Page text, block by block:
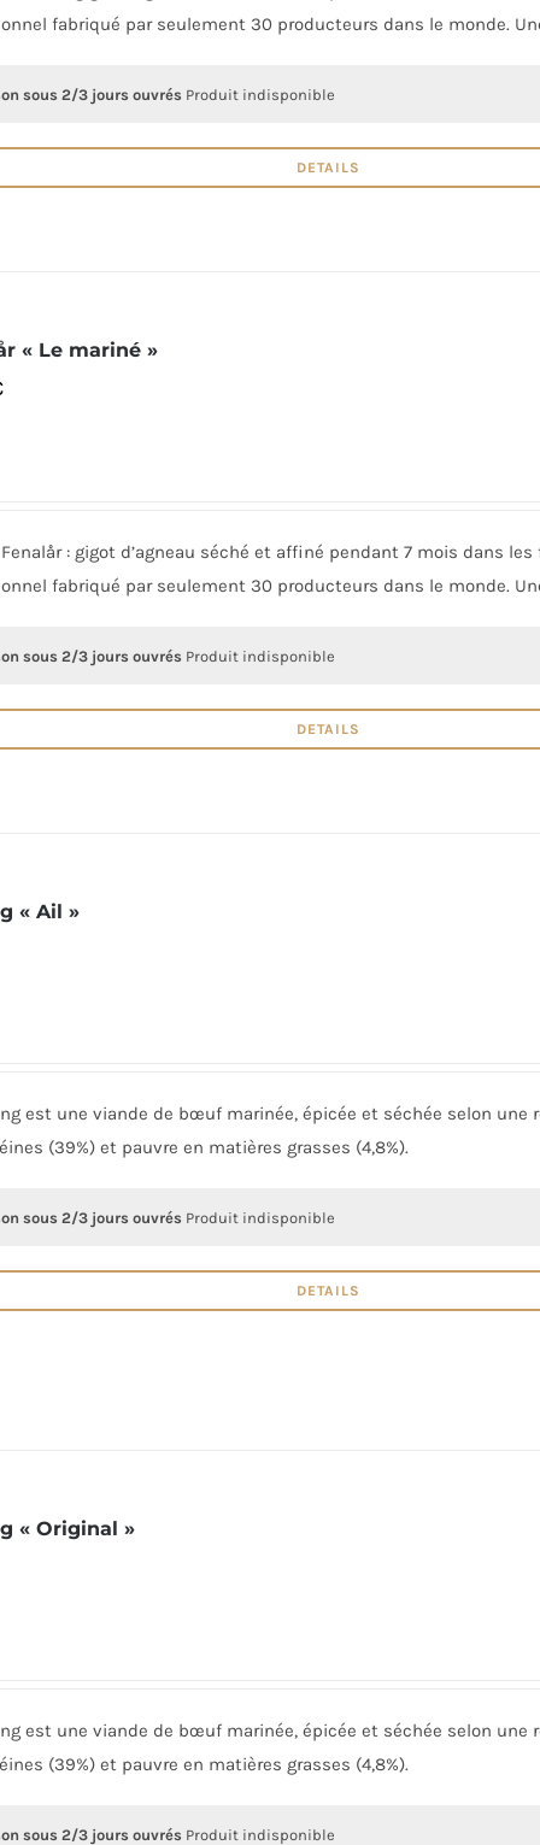
fabriqué par seulement 30 producteurs dans le monde.
sous 2/3 jours ouvrés Produit indisponible
DETAILS
« Le mariné »
: gigot d’agneau séché et affiné pendant 7 mois dans
fabriqué par seulement 30 producteurs dans le monde.
sous 2/3 jours ouvrés Produit indisponible
DETAILS
« Ail »
est une viande de bœuf marinée, épicée et séchée selon
(39%) et pauvre en matières grasses (4,8%).
sous 2/3 jours ouvrés Produit indisponible
DETAILS
« Original »
est une viande de bœuf marinée, épicée et séchée selon
(39%) et pauvre en matières grasses (4,8%).
sous 2/3 jours ouvrés Produit indisponible